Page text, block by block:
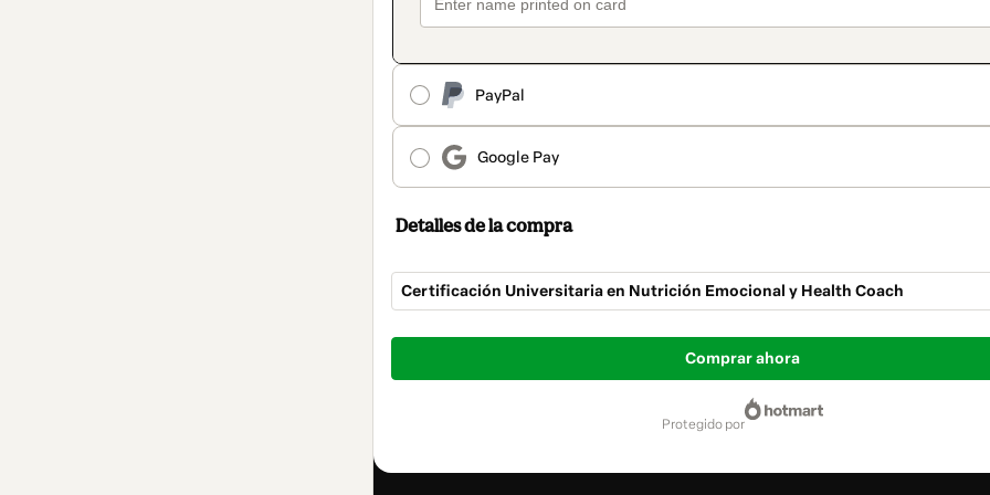
PayPal
Google Pay
Detalles de la compra
Certificación Universitaria en Nutrición Emocional y Health Coach
Total
3600,00 €
Comprar ahora
protegido por